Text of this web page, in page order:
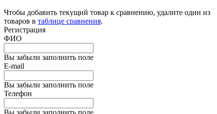
Чтобы добавить текущий товар к сравнению, удалите один из
товаров в таблице сравнения.
Регистрация
ФИО
Вы забыли заполнить поле
E-mail
Вы забыли заполнить поле
Телефон
Вы забыли заполнить поле